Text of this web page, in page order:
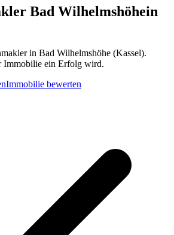
Bad Wilhelmshöhein
in Bad Wilhelmshöhe (Kassel).
Immobilie ein Erfolg wird.
Immobilie bewerten